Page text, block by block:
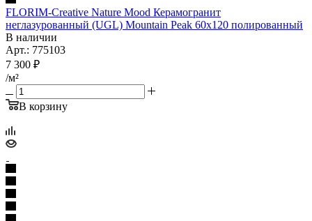
FLORIM-Creative Nature Mood Керамогранит
неглазурованный (UGL) Mountain Peak 60x120 полированный
В наличии
Арт.: 775103
7 300 ₽
/м²
В корзину